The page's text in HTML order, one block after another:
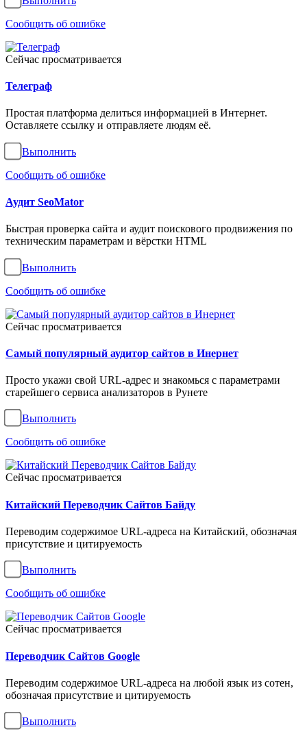
Сообщить об ошибке
Сейчас просматривается
Телеграф
Простая платформа делиться информацией в Интернет.
Оставляете ссылку и отправляете людям её.
Выполнить
Сообщить об ошибке
Аудит SeoMator
Быстрая проверка сайта и аудит поискового продвижения по
техническим параметрам и вёрстки HTML
Выполнить
Сообщить об ошибке
Сейчас просматривается
Самый популярный аудитор сайтов в Инернет
Просто укажи свой URL-адрес и знакомься с параметрами
старейшего сервиса анализаторов в Рунете
Выполнить
Сообщить об ошибке
Сейчас просматривается
Китайский Переводчик Сайтов Байду
Переводим содержимое URL-адреса на Китайский, обозначая
присутствие и цитируемость
Выполнить
Сообщить об ошибке
Сейчас просматривается
Переводчик Сайтов Google
Переводим содержимое URL-адреса на любой язык из сотен,
обозначая присутствие и цитируемость
Выполнить